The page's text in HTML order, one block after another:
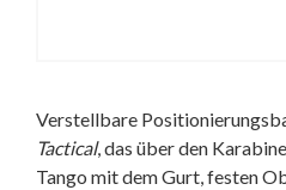
Verstellbare
Tactical, das über den
Tango mit dem Gurt, festen